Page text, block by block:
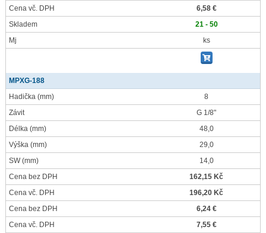
Cena vč. DPH
6,58 €
Skladem
21 - 50
Mj
ks
MPXG-188
Hadička (mm)
8
Závit
G 1/8"
Délka (mm)
48,0
Výška (mm)
29,0
SW(mm)
14,0
Cena bez DPH
162,15 Kč
Cena vč. DPH
196,20 Kč
Cena bez DPH
6,24 €
Cena vč. DPH
7,55 €